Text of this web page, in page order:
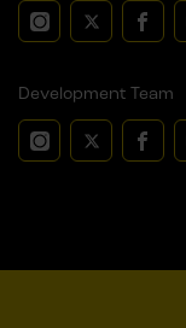
Development Team